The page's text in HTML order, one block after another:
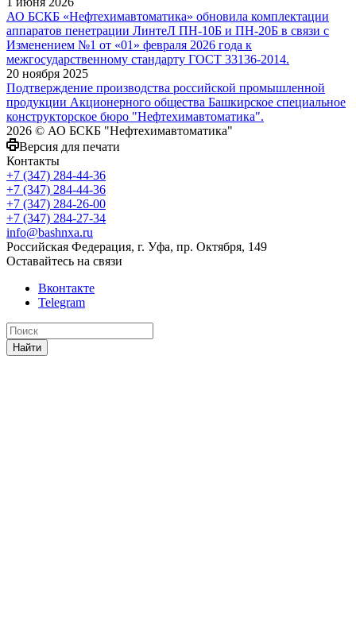
АО БСКБ «Нефтехимавтоматика» обновила комплектации
аппаратов пенетрации ЛинтеЛ ПН-10Б и ПН-20Б в связи с
Изменением №1 от «01» февраля 2026 года к
межгосударственному стандарту ГОСТ 33136-2014.
20 ноября 2025
Подтверждение производства российской промышленной
продукции Акционерного общества Башкирское специальное
конструкторское бюро "Нефтехимавтоматика".
2026 © АО БСКБ "Нефтехимавтоматика"
Версия для печати
Контакты
+7 (347) 284-44-36
+7 (347) 284-44-36
+7 (347) 284-26-00
+7 (347) 284-27-34
info@bashnxa.ru
Российская Федерация, г. Уфа, пр. Октября, 149
Оставайтесь на связи
Вконтакте
Telegram
Найти